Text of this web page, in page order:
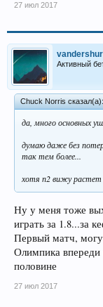
27 июл 2017
Активный
Chuck Norris сказал(а):
да, много основных
думаю даже без
так тем более...
хотя п2 вижу
Ну у меня тоже
играть за 1.8...за
Первый матч,
Олимпика впереди
половине
27 июл 2017